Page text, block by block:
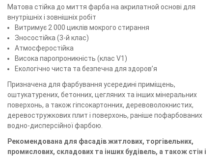
Матова стійка до миття фарба на акрилатной основі для
внутрішніх і зовнішніх робіт
Витримує 2 000 циклів мокрого стирання
Зносостійка (3-й клас)
Атмосферостійка
Висока паропроникність (клас V1)
Екологічно чиста та безпечна для здоров’я
Призначена для фарбування усередині приміщень,
оштукатурених, бетонних, цегляних та інших мінеральних
поверхонь, а також гіпсокартонних, деревоволокнистих,
деревостружкових плит і поверхонь, раніше пофарбованих
водно-дисперсійної фарбою.
Рекомендована для фасадів житлових, торгівельних,
промислових, складових та інших будівель, а також стін і